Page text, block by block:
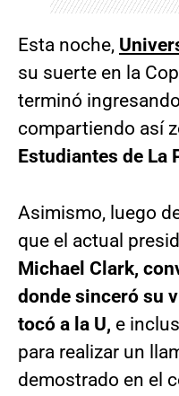
Esta noche,
su suerte en la
terminó
compartiendo así
Estudiantes de La
Asimismo, luego
que el actual
Michael Clark,
donde sinceró su
tocó a la U, e
para realizar un
demostrado en el